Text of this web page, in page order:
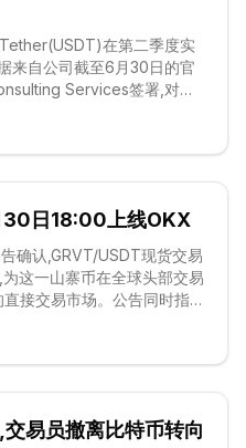
在第二季度实
来自公司截至6月30日的官
Services签署,对发
市值仍从第一季度增长
居稳定币赛道60%以上的市
依赖储备资产支撑,最新备
30日18:00上线OKX
确认,GRVT/USDT现货交易
这一山寨币在全球头部交易
接交易市场。公告同时指
结算,而非以波动性较大的基
结构显著简化了进出场操作
泛持有,通常充当类现金的
易员撤离比特币转向